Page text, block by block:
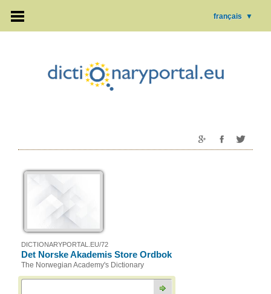
français ▼
DICTIONARYPORTAL.EU/72
Det Norske Akademis Store Ordbok
The Norwegian Academy's Dictionary